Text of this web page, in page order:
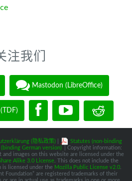
注我们
Mastodon (LibreOffice)
(隐私政策)|
Statutes (non-binding
(binding German version)
| Copyright information:
images on this website are licensed under the
Alike 3.0 License . This does not include the
is licensed under the Mozilla Public License v2.0
Foundation” are registered trademarks of their